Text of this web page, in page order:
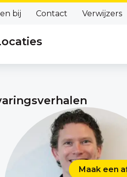
Maak een
bij Contact Verwijzers